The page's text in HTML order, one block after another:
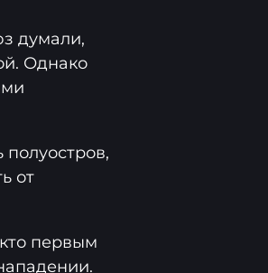
думали,
Однако
от
первым